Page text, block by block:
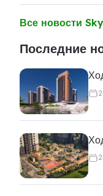
Все новости
Последние